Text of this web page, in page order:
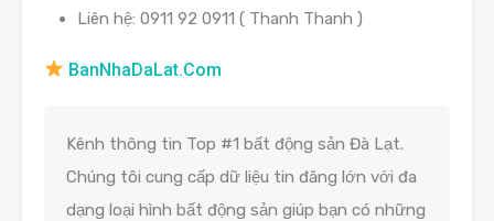
Liên hệ: 0911 92 0911 ( Thanh Thanh )
BanNhaDaLat.Com
Kênh thông tin Top #1 bất động sản Đà Lạt.
Chúng tôi cung cấp dữ liệu tin đăng lớn với đa
dạng loại hình bất động sản giúp bạn có những